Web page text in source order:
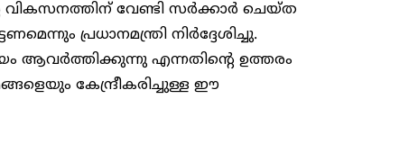
വികസനത്തിന് വേണ്ടി സർക്കാർ ചെയ്ത
പ്രധാനമന്ത്രി നിർദ്ദേശിച്ചു.
ആവർത്തിക്കുന്നു എന്നതിന്റെ ഉത്തരം
കേന്ദ്രീകരിച്ചുള്ള ഈ